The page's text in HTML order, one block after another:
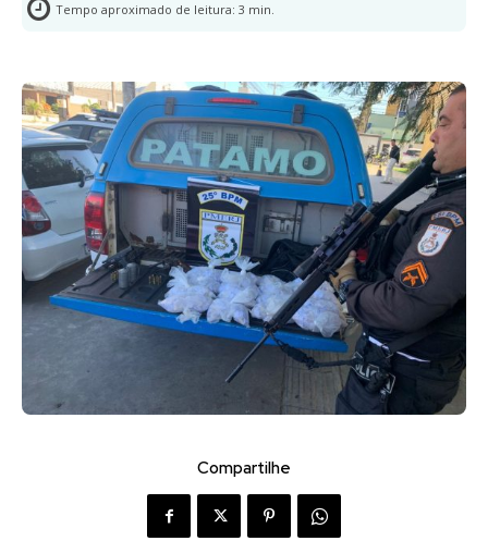
Tempo aproximado de leitura: 3 min.
Compartilhe